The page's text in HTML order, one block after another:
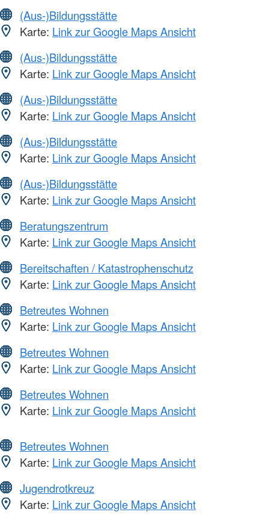
(Aus-)Bildungsstätte
Karte: Link zur Google Maps Ansicht
(Aus-)Bildungsstätte
Karte: Link zur Google Maps Ansicht
(Aus-)Bildungsstätte
Karte: Link zur Google Maps Ansicht
(Aus-)Bildungsstätte
Karte: Link zur Google Maps Ansicht
(Aus-)Bildungsstätte
Karte: Link zur Google Maps Ansicht
Beratungszentrum
Karte: Link zur Google Maps Ansicht
Bereitschaften / Katastrophenschutz
Karte: Link zur Google Maps Ansicht
Betreutes Wohnen
Karte: Link zur Google Maps Ansicht
Betreutes Wohnen
Karte: Link zur Google Maps Ansicht
Betreutes Wohnen
Karte: Link zur Google Maps Ansicht
Betreutes Wohnen
Karte: Link zur Google Maps Ansicht
Jugendrotkreuz
Karte: Link zur Google Maps Ansicht